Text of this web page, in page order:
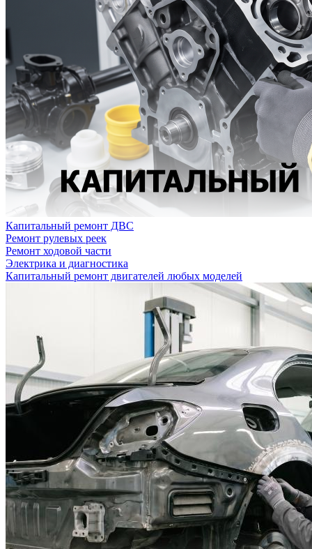
Капитальный ремонт ДВС
Ремонт рулевых реек
Ремонт ходовой части
Электрика и диагностика
Капитальный ремонт двигателей любых моделей